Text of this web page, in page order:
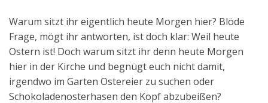
Geistliches Wort
Termine
Aktuelles
Warum sitzt ihr eigentlich heute Morgen hier? Blöde
Frage, mögt ihr antworten, ist doch klar: Weil heute
Ostern ist! Doch warum sitzt ihr denn heute Morgen
hier in der Kirche und begnügt euch nicht damit,
irgendwo im Garten Ostereier zu suchen oder
Schokoladenosterhasen den Kopf abzubeißen?